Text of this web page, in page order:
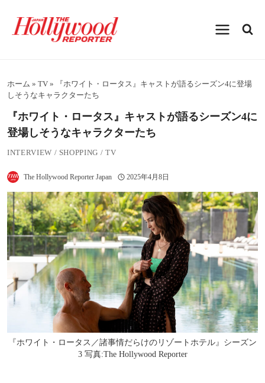
プホーム » TV »
『ホワイト・ロータス』キャストが語るシーズン4に登場
しそうなキャラクターたち
『ホワイト・ロータス』キャストが語るシーズン4に
登場しそうなキャラクターたち
INTERVIEW / SHOPPING / TV
The Hollywood Reporter Japan 2025年4月8日
『ホワイト・ロータス／諸事情だらけのリゾートホテル』シーズン
3 写真:The Hollywood Reporter